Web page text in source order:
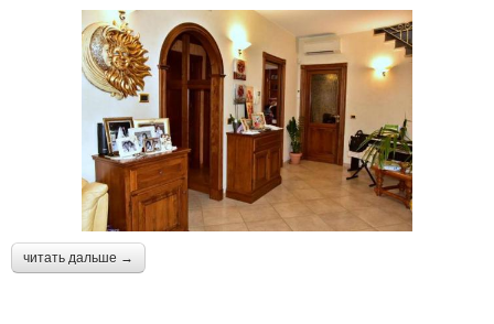
читать дальше →